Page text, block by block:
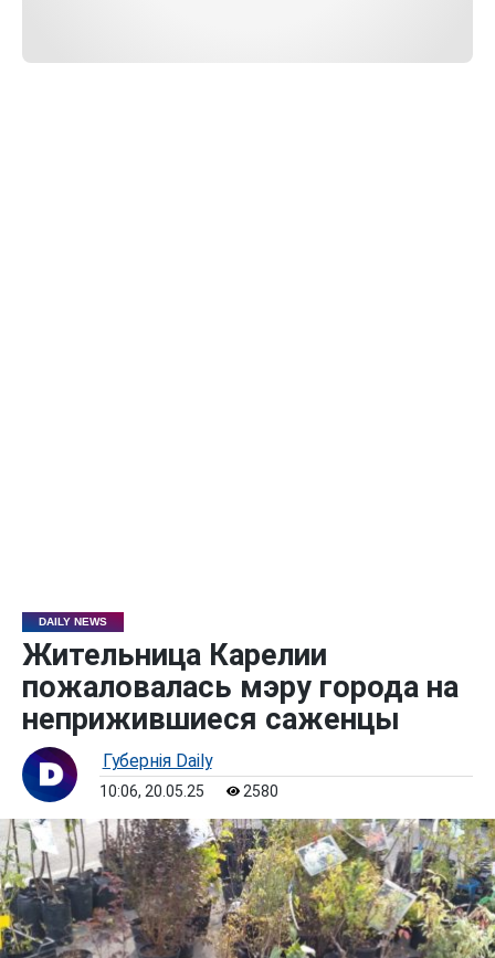
DAILY NEWS
Жительница Карелии
пожаловалась мэру города на
неприжившиеся саженцы
Губернiя Daily
10:06, 20.05.25 2580